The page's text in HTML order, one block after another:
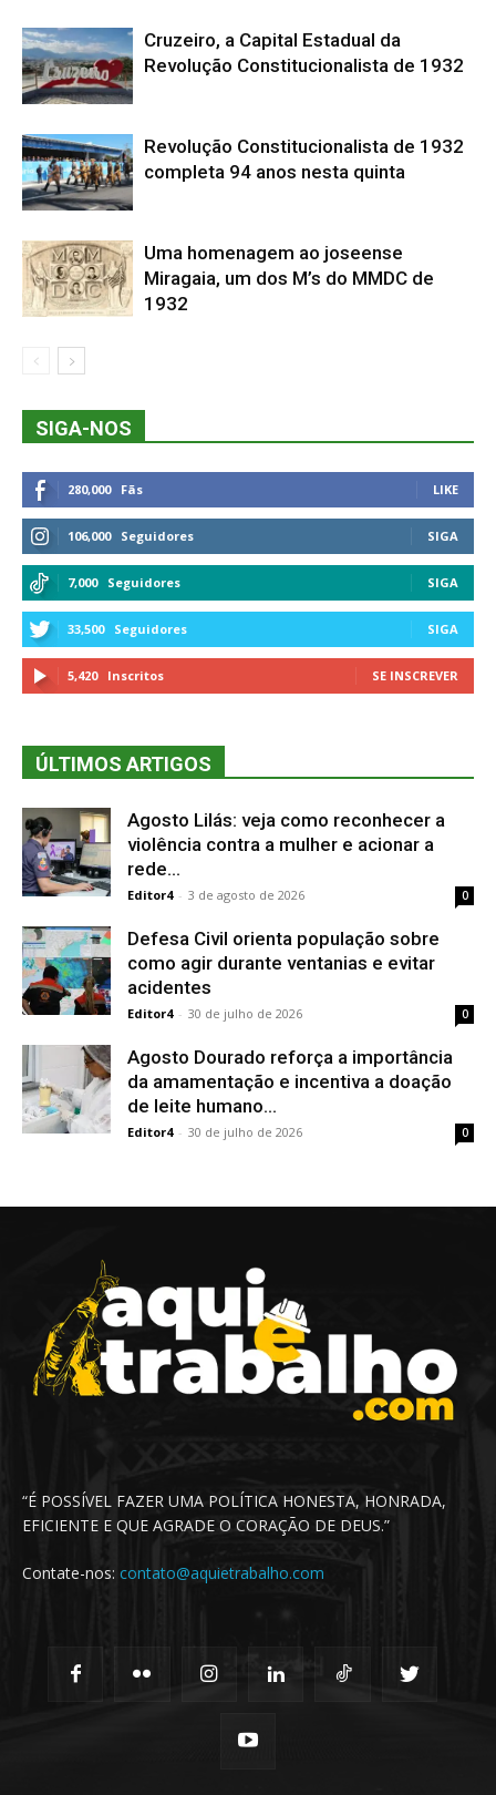
Cruzeiro, a Capital Estadual da
Revolução Constitucionalista de 1932
Revolução Constitucionalista de 1932
completa 94 anos nesta quinta
Uma homenagem ao joseense
Miragaia, um dos M’s do MMDC de
1932
SIGA-NOS
280,000 Fãs LIKE
106,000 Seguidores SIGA
7,000 Seguidores SIGA
33,500 Seguidores SIGA
5,420 Inscritos SE INSCREVER
ÚLTIMOS ARTIGOS
Agosto Lilás: veja como reconhecer a
violência contra a mulher e acionar a
rede...
Editor4 - 3 de agosto de 2026 0
Defesa Civil orienta população sobre
como agir durante ventanias e evitar
acidentes
Editor4 - 30 de julho de 2026 0
Agosto Dourado reforça a importância
da amamentação e incentiva a doação
de leite humano...
Editor4 - 30 de julho de 2026 0
“É POSSÍVEL FAZER UMA POLÍTICA HONESTA, HONRADA,
EFICIENTE E QUE AGRADE O CORAÇÃO DE DEUS.”
Contate-nos: contato@aquietrabalho.com